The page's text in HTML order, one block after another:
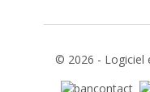
© 2026 - Logiciel